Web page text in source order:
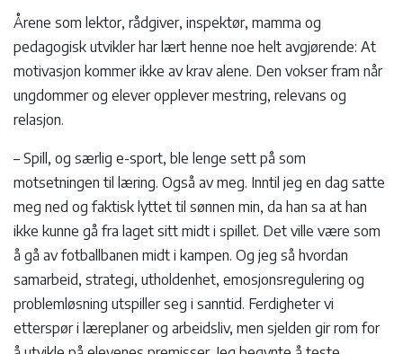
Årene som lektor, rådgiver, inspektør, mamma og
pedagogisk utvikler har lært henne noe helt avgjørende: At
motivasjon kommer ikke av krav alene. Den vokser fram når
ungdommer og elever opplever mestring, relevans og
relasjon.
– Spill, og særlig e-sport, ble lenge sett på som
motsetningen til læring. Også av meg. Inntil jeg en dag satte
meg ned og faktisk lyttet til sønnen min, da han sa at han
ikke kunne gå fra laget sitt midt i spillet. Det ville være som
å gå av fotballbanen midt i kampen. Og jeg så hvordan
samarbeid, strategi, utholdenhet, emosjonsregulering og
problemløsning utspiller seg i sanntid. Ferdigheter vi
etterspør i læreplaner og arbeidsliv, men sjelden gir rom for